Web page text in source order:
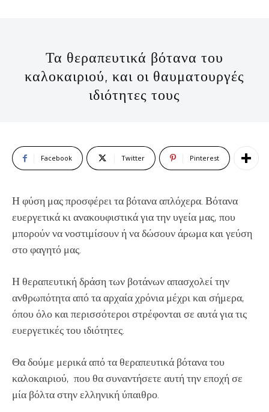
Τα θεραπευτικά βότανα του
καλοκαιριού, και οι θαυματουργές
ιδιότητες τους
Facebook Twitter Pinterest
Η φύση μας προσφέρει τα βότανα απλόχερα. Βότανα
ευεργετικά κι ανακουφιστικά για την υγεία μας, που
μπορούν να νοστιμίσουν ή να δώσουν άρωμα και γεύση
στο φαγητό μας.
Η θεραπευτική δράση των βοτάνων απασχολεί την
ανθρωπότητα από τα αρχαία χρόνια μέχρι και σήμερα,
όπου όλο και περισσότεροι στρέφονται σε αυτά για τις
ευεργετικές του ιδιότητες.
Θα δούμε μερικά από τα θεραπευτικά βότανα του
καλοκαιριού, που θα συναντήσετε αυτή την εποχή σε
μία βόλτα στην ελληνική ύπαιθρο.